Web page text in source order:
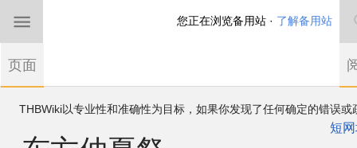
THBWiki以专业性和准确性为目标，如果你发现了任何确定的错误或
如果您是第一次来到这里，请点击右上角注册一
有任何意见、建议、求助、反馈都可以在
短
您正在浏览备用站 · 了解备用站
页面
首页
东方Project